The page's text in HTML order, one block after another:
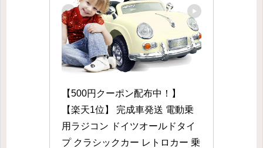
【500円クーポン配布中！】
【楽天1位】 完成車発送 電動乗
用ラジコン ドイツオールドタイ
プ クラシックカー レトロカー 乗